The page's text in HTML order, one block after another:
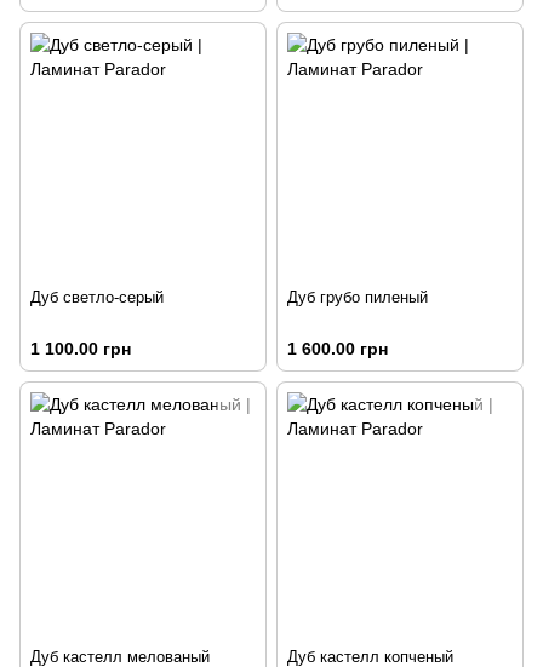
Дуб светло-серый
1 100.00 грн
Дуб грубо пиленый
1 600.00 грн
Дуб кастелл мелованый Дуб кастелл копченый